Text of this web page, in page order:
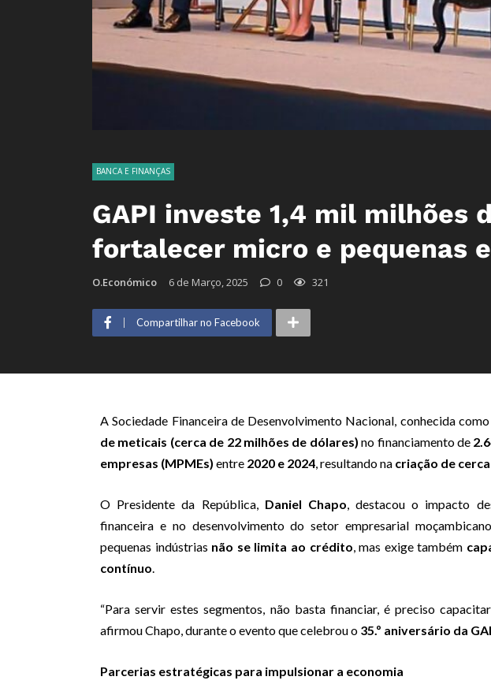
BANCA E FINANÇAS
GAPI investe 1,4 mil milhões
fortalecer micro e pequenas
O.Económico 6 de Março, 2025 0 321
Compartilhar no Facebook
A Sociedade Financeira de Desenvolvimento Nacional, conhecida como
de meticais (cerca de 22 milhões de dólares) no financiamento de
empresas (MPMEs) entre 2020 e 2024, resultando na criação de
O Presidente da República, Daniel Chapo, destacou o impacto
financeira e no desenvolvimento do setor empresarial
pequenas indústrias não se limita ao crédito, mas exige também
contínuo.
“Para servir estes segmentos, não basta financiar, é preciso
afirmou Chapo, durante o evento que celebrou o 35.º aniversário da
Parcerias estratégicas para impulsionar a economia